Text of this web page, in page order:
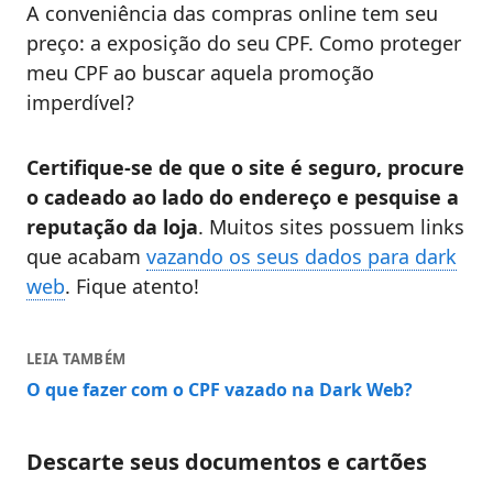
A conveniência das compras online tem seu
preço: a exposição do seu CPF. Como proteger
meu CPF ao buscar aquela promoção
imperdível?
Certifique-se de que o site é seguro, procure
o cadeado ao lado do endereço e pesquise a
reputação da loja. Muitos sites possuem links
que acabam vazando os seus dados para dark
web. Fique atento!
LEIA TAMBÉM
O que fazer com o CPF vazado na Dark Web?
Descarte seus documentos e cartões